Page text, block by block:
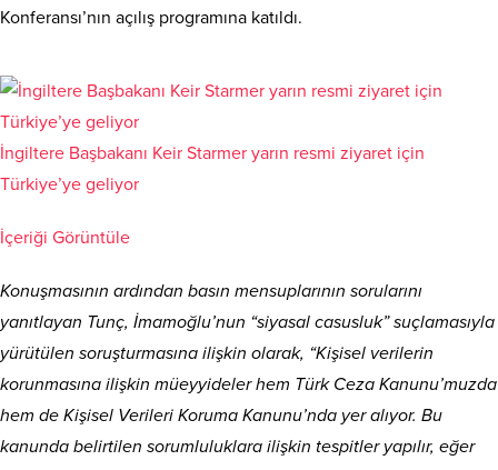
Konferansı’nın açılış programına katıldı.
İngiltere Başbakanı Keir Starmer yarın resmi ziyaret için
Türkiye’ye geliyor
İçeriği Görüntüle
Konuşmasının ardından basın mensuplarının sorularını
yanıtlayan Tunç, İmamoğlu’nun “siyasal casusluk” suçlamasıyla
yürütülen soruşturmasına ilişkin olarak, “Kişisel verilerin
korunmasına ilişkin müeyyideler hem Türk Ceza Kanunu’muzda
hem de Kişisel Verileri Koruma Kanunu’nda yer alıyor. Bu
kanunda belirtilen sorumluluklara ilişkin tespitler yapılır, eğer